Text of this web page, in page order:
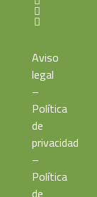
Aviso
legal
–
Política
de
privacidad
–
Política
de